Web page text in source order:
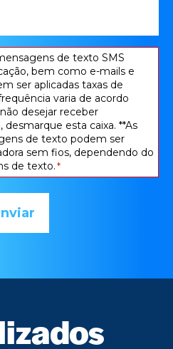
de texto SMS
bem como e-mails e
ser aplicadas taxas de
varia de acordo
desejar receber
esta caixa. **As
de texto podem ser
sem fios, dependendo do
de texto.*